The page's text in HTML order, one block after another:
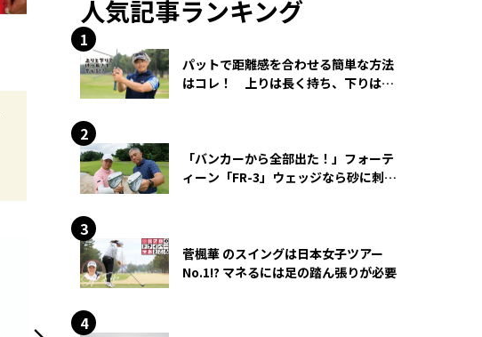
人気記事ランキング
パットで距離感を合わせる簡単な方法
はコレ！ 上りは長く持ち、下りは短
「バンカーから全部出た！」フォーテ
ィーン「FR-3」ウェッジなら砂に刺さ
菅楓華 のスイングは日本女子ツアー
No.1!? マネるには足の踏ん張りが必要